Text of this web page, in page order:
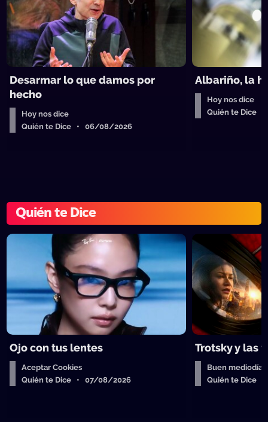
Desarmar lo que damos por
hecho
Hoy nos dice
Quién te Dice • 06/08/2026
Albariño, la
Hoy nos dice
Quién te Dice
Quién te Dice
Ojo con tus lentes
Aceptar Cookies
Quién te Dice • 07/08/2026
Trotsky y las
Buen mediodía
Quién te Dice